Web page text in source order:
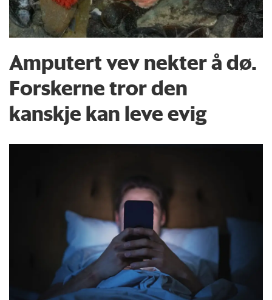
Amputert vev nekter å dø.
Forskerne tror den
kanskje kan leve evig